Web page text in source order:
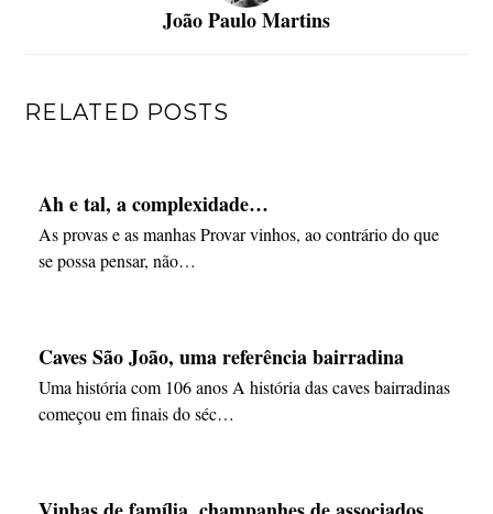
João Paulo Martins
RELATED POSTS
Ah e tal, a complexidade…
As provas e as manhas Provar vinhos, ao contrário do que
se possa pensar, não…
Caves São João, uma referência bairradina
Uma história com 106 anos A história das caves bairradinas
começou em finais do séc…